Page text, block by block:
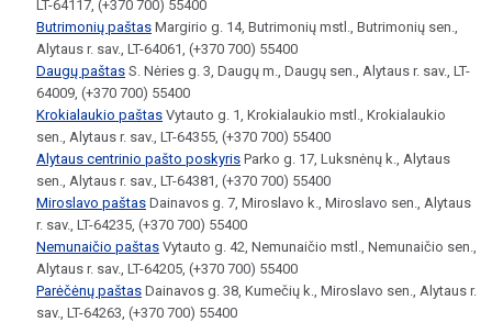
LT-64117, (+370 700) 55400
Butrimonių paštas Margirio g. 14, Butrimonių mstl., Butrimonių sen.,
Alytaus r. sav., LT-64061, (+370 700) 55400
Daugų paštas S. Nėries g. 3, Daugų m., Daugų sen., Alytaus r. sav., LT-
64009, (+370 700) 55400
Krokialaukio paštas Vytauto g. 1, Krokialaukio mstl., Krokialaukio
sen., Alytaus r. sav., LT-64355, (+370 700) 55400
Alytaus centrinio pašto poskyris Parko g. 17, Luksnėnų k., Alytaus
sen., Alytaus r. sav., LT-64381, (+370 700) 55400
Miroslavo paštas Dainavos g. 7, Miroslavo k., Miroslavo sen., Alytaus
r. sav., LT-64235, (+370 700) 55400
Nemunaičio paštas Vytauto g. 42, Nemunaičio mstl., Nemunaičio sen.,
Alytaus r. sav., LT-64205, (+370 700) 55400
Parėčėnų paštas Dainavos g. 38, Kumečių k., Miroslavo sen., Alytaus r.
sav., LT-64263, (+370 700) 55400